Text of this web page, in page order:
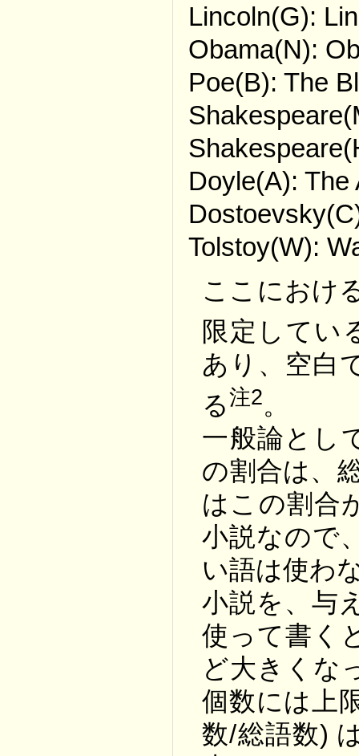
Lincoln(G):
Obama(N):
Poe(B): The
Doyle(A):
Tolstoy(W):
ここにおけ
限定してい
あり、空白
る注2。
一般論とし
の割合は、
はこの割合
小説なので
い語は使わ
小説を、与
使って書く
ど大きくな
個数には上
数/総語数)